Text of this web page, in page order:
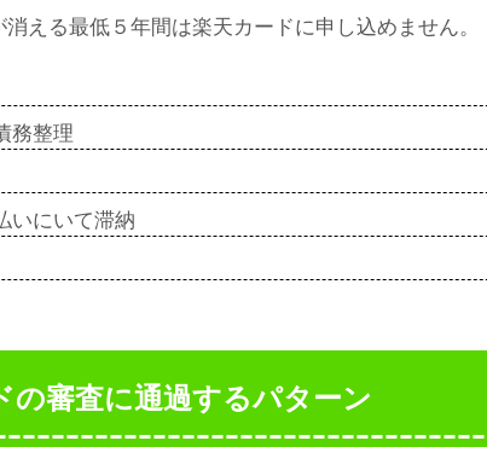
える最低５年間は楽天カードに申し込めません。
務整理
いにいて滞納
の審査に通過するパターン